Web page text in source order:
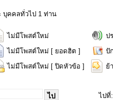
บุคคลทั่วไป 1 ท่าน
ไม่มีโพสต์ใหม่
ป
ไม่มีโพสต์ใหม่ [ ยอดฮิต ]
ปั
ไม่มีโพสต์ใหม่ [ ปิดหัวข้อ ] ย้
ไปที่: